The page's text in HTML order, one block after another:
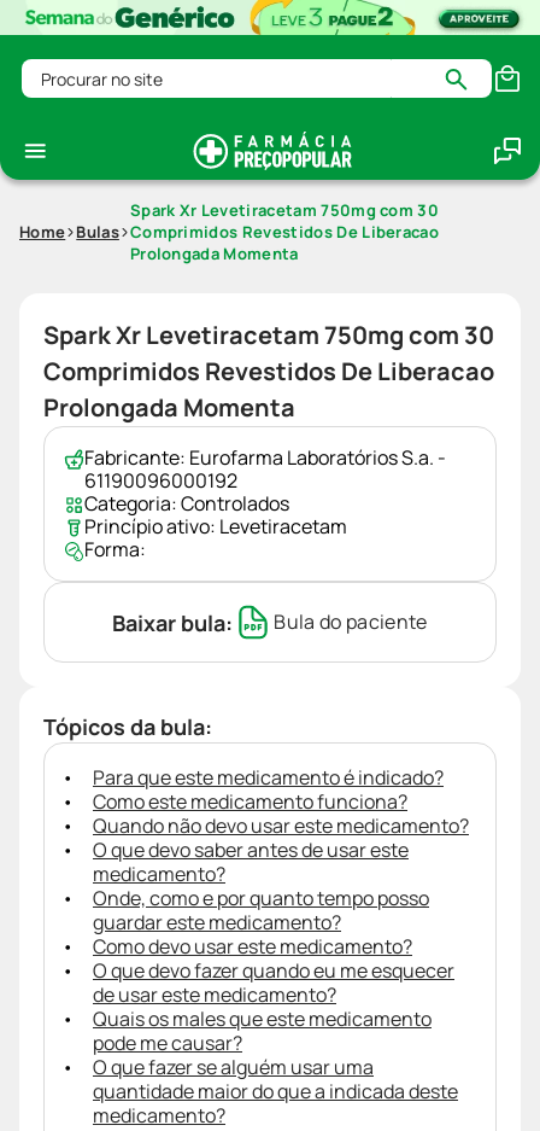
Procurar no site
Home Bulas
Spark Xr Levetiracetam 750mg com 30
Comprimidos Revestidos De Liberacao
Prolongada Momenta
Spark Xr Levetiracetam 750mg com 30
Comprimidos Revestidos De Liberacao
Prolongada Momenta
Fabricante: Eurofarma Laboratórios S.a. -
61190096000192
Categoria:Controlados
Princípio ativo: Levetiracetam
Forma:
Baixar bula: Bula do paciente
Tópicos da bula:
Para que este medicamento é indicado?
Como este medicamento funciona?
Quando não devo usar este medicamento?
O que devo saber antes de usar este
medicamento?
Onde, como e por quanto tempo posso
guardar este medicamento?
Como devo usar este medicamento?
O que devo fazer quando eu me esquecer
de usar este medicamento?
Quais os males que este medicamento
pode me causar?
O que fazer se alguém usar uma
quantidade maior do que a indicada deste
medicamento?